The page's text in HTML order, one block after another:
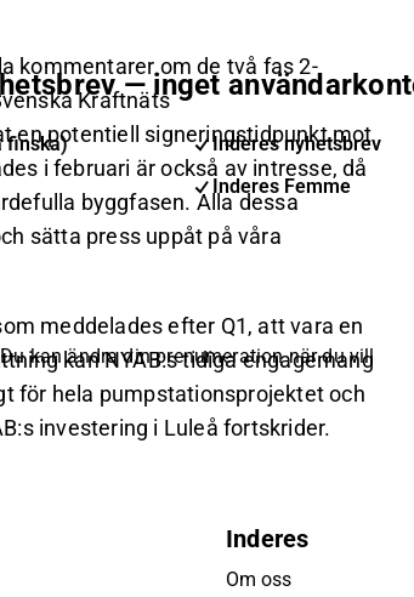
kommentarer om de två fas 2-
Kraftnäts
en potentiell signeringstidpunkt mot
i februari är också av intresse, då
byggfasen. Alla dessa
sätta press uppåt på våra
meddelades efter Q1, att vara en
kan NYAB:s tidiga engagemang
för hela pumpstationsprojektet och
investering i Luleå fortskrider.
— inget
finska)
Inderes nyhetsbrev
Inderes Femme
Du kan ändra din prenumeration när du vill
Inderes
Om oss